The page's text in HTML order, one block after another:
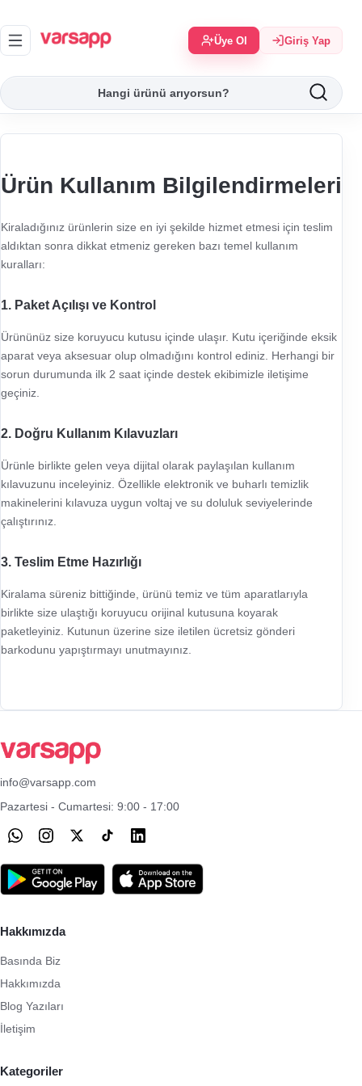
Üye Ol Giriş Yap
Ürün Kullanım Bilgilendirmeleri
Kiraladığınız ürünlerin size en iyi şekilde hizmet etmesi için teslim
aldıktan sonra dikkat etmeniz gereken bazı temel kullanım
kuralları:
1. Paket Açılışı ve Kontrol
Ürününüz size koruyucu kutusu içinde ulaşır. Kutu içeriğinde eksik
aparat veya aksesuar olup olmadığını kontrol ediniz. Herhangi bir
sorun durumunda ilk 2 saat içinde destek ekibimizle iletişime
geçiniz.
2. Doğru Kullanım Kılavuzları
Ürünle birlikte gelen veya dijital olarak paylaşılan kullanım
kılavuzunu inceleyiniz. Özellikle elektronik ve buharlı temizlik
makinelerini kılavuza uygun voltaj ve su doluluk seviyelerinde
çalıştırınız.
3. Teslim Etme Hazırlığı
Kiralama süreniz bittiğinde, ürünü temiz ve tüm aparatlarıyla
birlikte size ulaştığı koruyucu orijinal kutusuna koyarak
paketleyiniz. Kutunun üzerine size iletilen ücretsiz gönderi
barkodunu yapıştırmayı unutmayınız.
info@varsapp.com
Pazartesi - Cumartesi: 9:00 - 17:00
Hakkımızda
Basında Biz
Hakkımızda
Blog Yazıları
İletişim
Kategoriler